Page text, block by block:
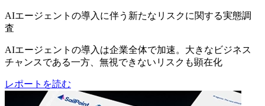
AIエージェントの導入に伴う新たなリスクに関する実態調
査
AIエージェントの導入は企業全体で加速。大きなビジネス
チャンスである一方、無視できないリスクも顕在化
レポートを読む